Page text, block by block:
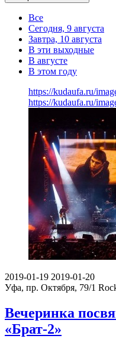
Все
Сегодня, 9 августа
Завтра, 10 августа
В эти выходные
В августе
В этом году
https://kudaufa.ru/
https://kudaufa.ru/
2019-01-19 2019-01-20
Уфа, пр. Октября, 79/1
Вечеринка
«Брат-2»